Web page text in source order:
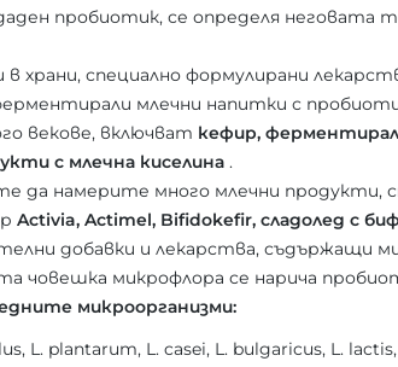
пробиотик, се определя неговата
храни, специално формулирани
млечни напитки с
векове, включват кефир,
с млечна киселина .
да намерите много млечни продукти,
Activia, Actimel, Bifidokefir, сладолед с
добавки и лекарства, съдържащи
човешка микрофлора се нарича
микроорганизми:
L. plantarum, L. casei, L. bulgaricus, L.